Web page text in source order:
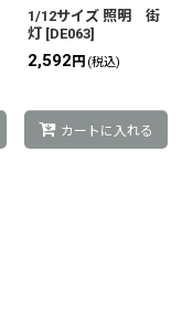
1/12サイズ 照明 街
灯 [DE063]
2,592 円 (税込)
カートに入れる